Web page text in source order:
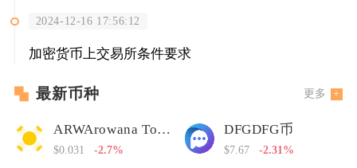
2024-12-16 17:56:12
加密货币上交易所条件要求
最新币种 更多
ARWArowana Token
$0.031 -2.7%
DFGDFG币
$7.67 -2.31%